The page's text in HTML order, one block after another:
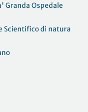
Granda Ospedale
Scientifico di natura